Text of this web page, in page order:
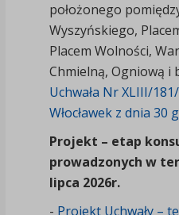
położonego
Wyszyńskiego,
Placem Wolności,
Chmielną, Ogniową i
Uchwała Nr XLIII/
Włocławek z dnia 30
Projekt – etap
prowadzonych w
lipca 2026r.
- Projekt Uchwały –